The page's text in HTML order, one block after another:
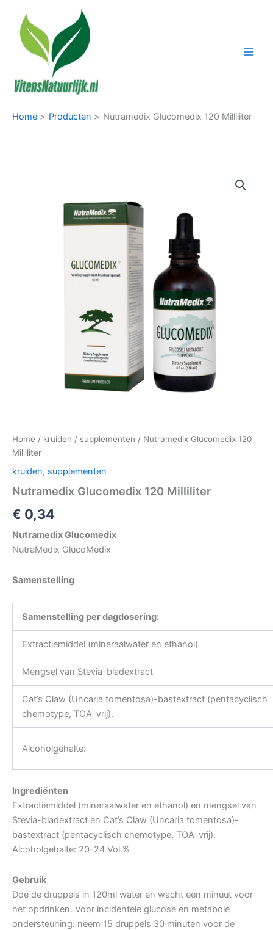
inhoud
Home Producten Nutramedix Glucomedix 120 Milliliter
Home / kruiden / supplementen / Nutramedix Glucomedix 120
Milliliter
kruiden, supplementen
Nutramedix Glucomedix 120 Milliliter
€ 0,34
Nutramedix Glucomedix
NutraMedix GlucoMedix
Samenstelling
Samenstelling per dagdosering:
Extractiemiddel (mineraalwater en ethanol)
Mengsel van Stevia-bladextract
Cat’s Claw (Uncaria tomentosa)-bastextract (pentacyclisch
chemotype, TOA-vrij).
Alcoholgehalte:
Ingrediënten
Extractiemiddel (mineraalwater en ethanol) en mengsel van
Stevia-bladextract en Cat’s Claw (Uncaria tomentosa)-
bastextract (pentacyclisch chemotype, TOA-vrij).
Alcoholgehalte: 20-24 Vol.%
Gebruik
Doe de druppels in 120ml water en wacht een minuut voor
het opdrinken. Voor incidentele glucose en metabole
ondersteuning: neem 15 druppels 30 minuten voor de